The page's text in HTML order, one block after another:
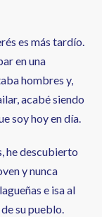
es más tardío.
en una
hombres y,
acabé siendo
soy hoy en día.
he descubierto
y nunca
e isa al
su pueblo.